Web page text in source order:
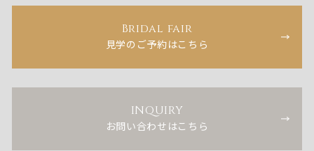
Bridal fair
見学のご予約はこちら
INQUIRY
お問い合わせはこちら